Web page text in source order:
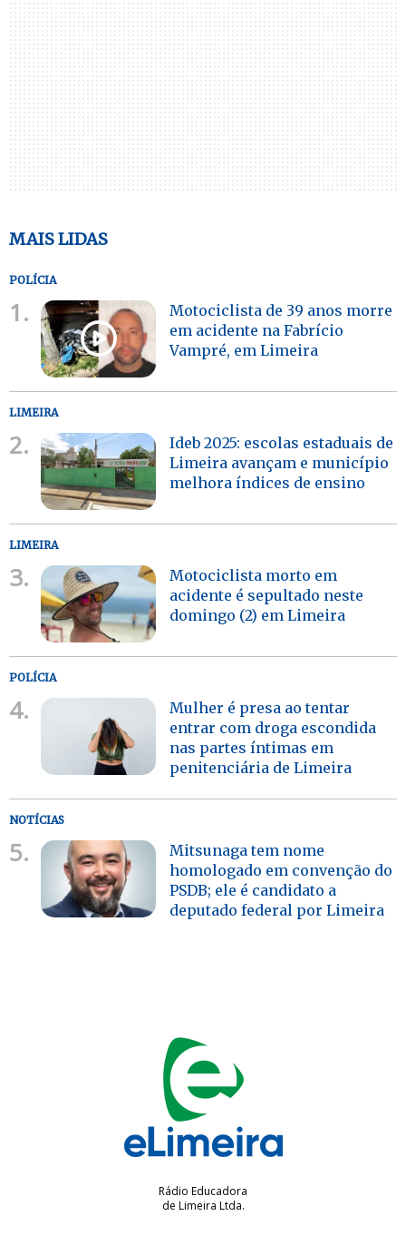
MAIS LIDAS
POLÍCIA
1.
Motociclista de 39 anos morre
em acidente na Fabrício
Vampré, em Limeira
LIMEIRA
2.
Ideb 2025: escolas estaduais de
Limeira avançam e município
melhora índices de ensino
LIMEIRA
3.
Motociclista morto em
acidente é sepultado neste
domingo (2) em Limeira
POLÍCIA
4.
Mulher é presa ao tentar
entrar com droga escondida
nas partes íntimas em
penitenciária de Limeira
NOTÍCIAS
5.
Mitsunaga tem nome
homologado em convenção do
PSDB; ele é candidato a
deputado federal por Limeira
Rádio Educadora
de Limeira Ltda.